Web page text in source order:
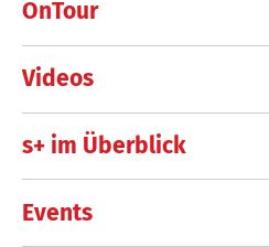
OnTour
Videos
s+ im Überblick
Events